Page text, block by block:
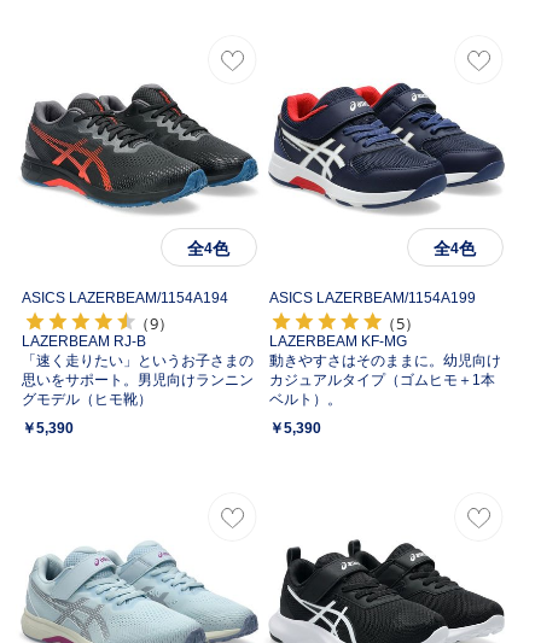
全4色
ASICS LAZERBEAM/1154A194
（9）
LAZERBEAM RJ-B
「速く走りたい」というお子さまの
思いをサポート。男児向けランニン
グモデル（ヒモ靴）
￥5,390
全4色
ASICS LAZERBEAM/1154A199
（5）
LAZERBEAM KF-MG
動きやすさはそのままに。幼児向け
カジュアルタイプ（ゴムヒモ＋1本
ベルト）。
￥5,390